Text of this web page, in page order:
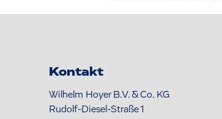
Kontakt
Wilhelm Hoyer B.V. & Co. KG
Rudolf-Diesel-Straße 1